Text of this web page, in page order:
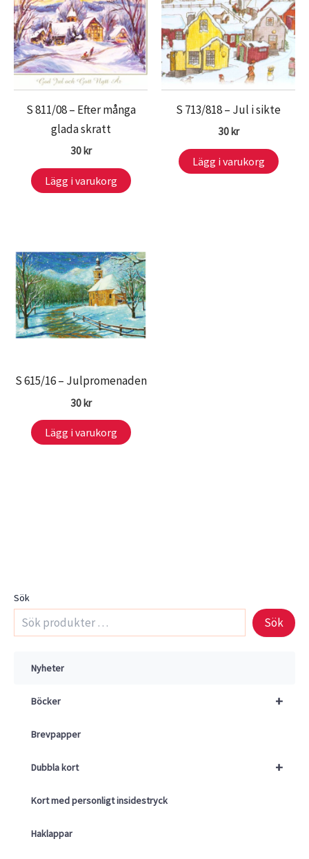
Sök
Sök
Nyheter
+
Böcker
Brevpapper
+
Dubbla kort
Kort med personligt insidestryck
Haklappar
S 811/08 – Efter många
glada skratt
30 kr
Lägg i varukorg
S 713/818 – Jul i sikte
30 kr
Lägg i varukorg
S 615/16 – Julpromenaden
30kr
Lägg i varukorg